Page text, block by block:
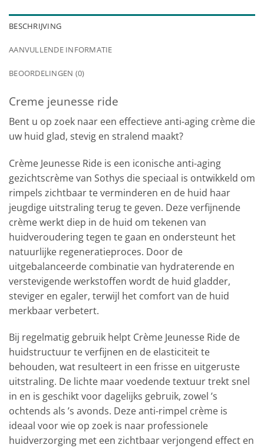
BESCHRIJVING
AANVULLENDE INFORMATIE
BEOORDELINGEN (0)
Creme jeunesse ride
Bent u op zoek naar een effectieve anti-aging crème die
uw huid glad, stevig en stralend maakt?
Crème Jeunesse Ride is een iconische anti-aging
gezichtscrème van Sothys die speciaal is ontwikkeld om
rimpels zichtbaar te verminderen en de huid haar
jeugdige uitstraling terug te geven. Deze verfijnende
crème werkt diep in de huid om tekenen van
huidveroudering tegen te gaan en ondersteunt het
natuurlijke regeneratieproces. Door de
uitgebalanceerde combinatie van hydraterende en
verstevigende werkstoffen wordt de huid gladder,
steviger en egaler, terwijl het comfort van de huid
merkbaar verbetert.
Bij regelmatig gebruik helpt Crème Jeunesse Ride de
huidstructuur te verfijnen en de elasticiteit te
behouden, wat resulteert in een frisse en uitgeruste
uitstraling. De lichte maar voedende textuur trekt snel
in en is geschikt voor dagelijks gebruik, zowel ’s
ochtends als ’s avonds. Deze anti-rimpel crème is
ideaal voor wie op zoek is naar professionele
huidverzorging met een zichtbaar verjongend effect en